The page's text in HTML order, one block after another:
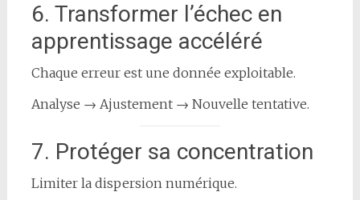
6. Transformer l’échec en
apprentissage accéléré
Chaque erreur est une donnée exploitable.
Analyse → Ajustement → Nouvelle tentative.
7. Protéger sa concentration
Limiter la dispersion numérique.